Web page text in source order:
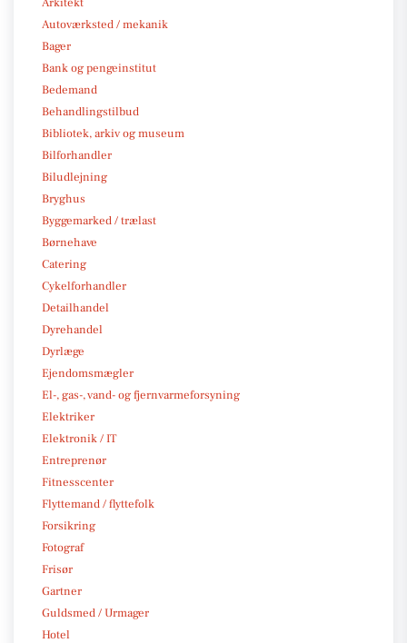
Autoværksted / mekanik
Bager
Bank og pengeinstitut
Bedemand
Behandlingstilbud
Bibliotek, arkiv og museum
Bilforhandler
Biludlejning
Bryghus
Byggemarked / trælast
Børnehave
Catering
Cykelforhandler
Detailhandel
Dyrehandel
Dyrlæge
Ejendomsmægler
El-, gas-, vand- og fjernvarmeforsyning
Elektriker
Elektronik / IT
Entreprenør
Fitnesscenter
Flyttemand / flyttefolk
Forsikring
Fotograf
Frisør
Gartner
Guldsmed / Urmager
Hotel